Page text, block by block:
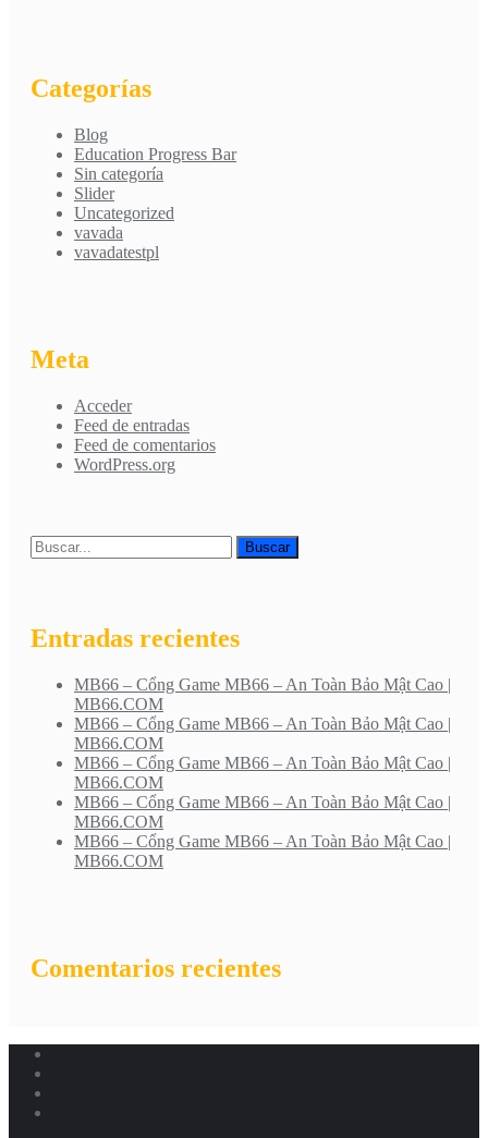
Categorías
Blog
Education Progress Bar
Sin categoría
Slider
Uncategorized
vavada
vavadatestpl
Meta
Acceder
Feed de entradas
Feed de comentarios
WordPress.org
Entradas recientes
MB66 – Cổng Game MB66 – An Toàn Bảo Mật Cao |
MB66.COM
MB66 – Cổng Game MB66 – An Toàn Bảo Mật Cao |
MB66.COM
MB66 – Cổng Game MB66 – An Toàn Bảo Mật Cao |
MB66.COM
MB66 – Cổng Game MB66 – An Toàn Bảo Mật Cao |
MB66.COM
MB66 – Cổng Game MB66 – An Toàn Bảo Mật Cao |
MB66.COM
Comentarios recientes